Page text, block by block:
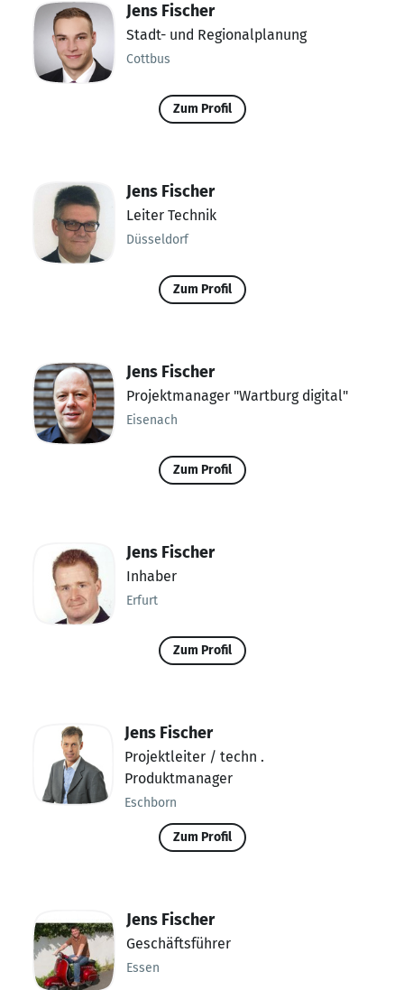
Jens Fischer
Stadt- und Regionalplanung
Cottbus
Zum Profil
Jens Fischer
Leiter Technik
Düsseldorf
Zum Profil
Jens Fischer
Projektmanager "Wartburg digital"
Eisenach
Zum Profil
Jens Fischer
Inhaber
Erfurt
Zum Profil
Jens Fischer
Projektleiter / techn .
Produktmanager
Eschborn
Zum Profil
Jens Fischer
Geschäftsführer
Essen